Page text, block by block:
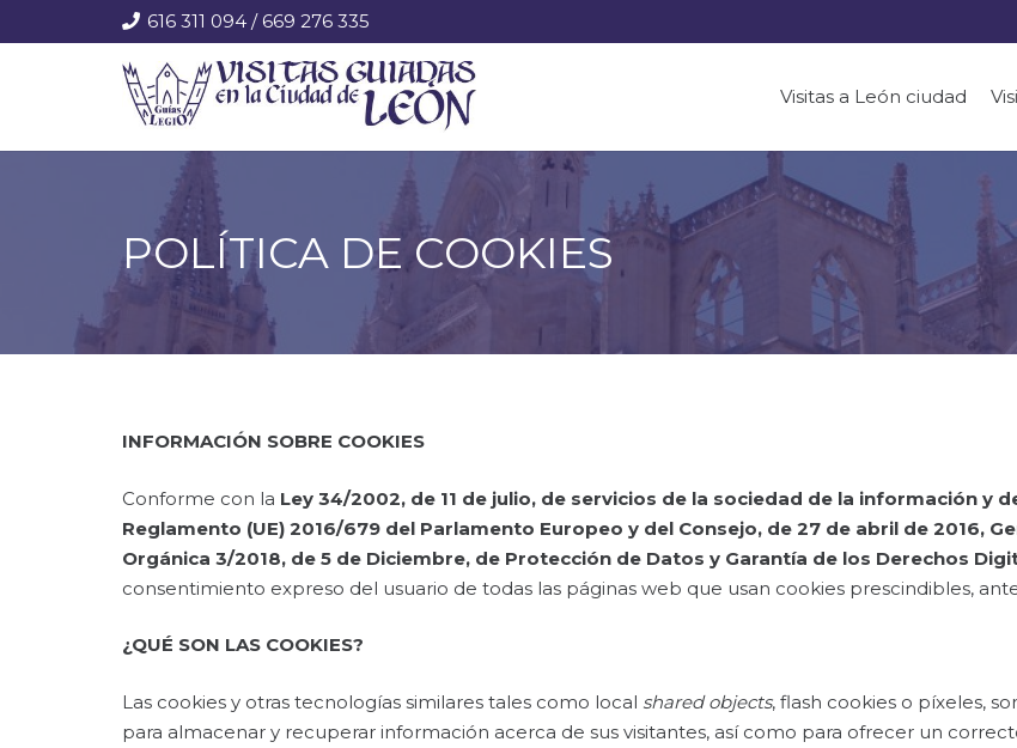
616 311 094 / 669 276 335
Visitas a León ciudad
POLÍTICA DE COOKIES
INFORMACIÓN SOBRE COOKIES
Conforme con la Ley 34/2002, de 11 de julio, de servicios de la sociedad de la información y
Reglamento (UE) 2016/679 del Parlamento Europeo y del Consejo, de 27 de abril de 2016,
Orgánica 3/2018, de 5 de Diciembre, de Protección de Datos y Garantía de los Derechos
consentimiento expreso del usuario de todas las páginas web que usan cookies prescindibles,
¿QUÉ SON LAS COOKIES?
Las cookies y otras tecnologías similares tales como local shared objects, flash cookies o píxeles,
para almacenar y recuperar información acerca de sus visitantes, así como para ofrecer un